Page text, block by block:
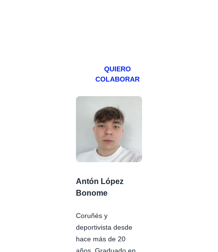
QUIERO
COLABORAR
Antón López
Bonome
Coruñés y
deportivista desde
hace más de 20
años. Graduado en